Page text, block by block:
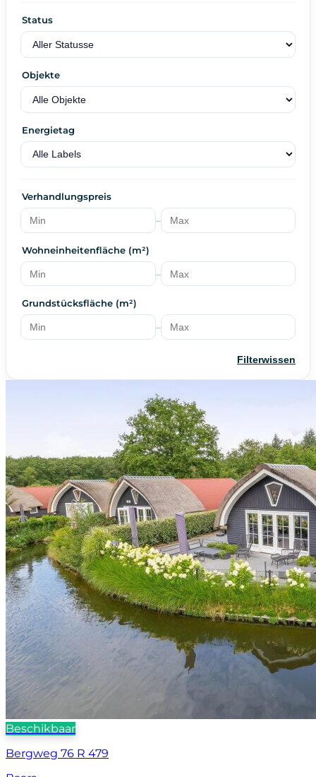
Status
Objekte
Energietag
Verhandlungspreis
–
Wohneinheitenfläche (m²)
–
Grundstücksfläche (m²)
–
Filterwissen
Beschikbaar
Bergweg 76 R 479